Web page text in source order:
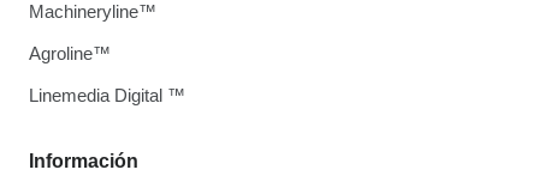
Información
Machineryline™
Agroline™
Linemedia Digital ™